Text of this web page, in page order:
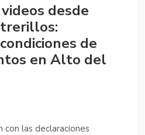
desde
de
en Alto del
con las declaraciones